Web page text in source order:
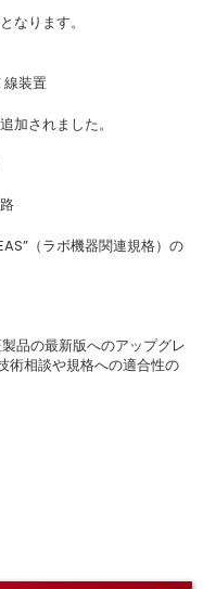
なります。
装置
されました。
（ラボ機器関連規格）の
品の最新版へのアップグレ
術相談や規格への適合性の